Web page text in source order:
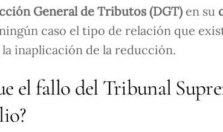
General de Tributos (DGT) en su
caso el tipo de relación que
inaplicación de la reducción.
el fallo del Tribunal